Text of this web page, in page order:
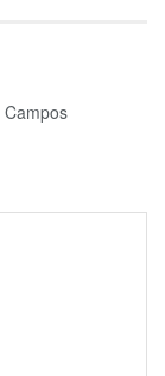
Campos